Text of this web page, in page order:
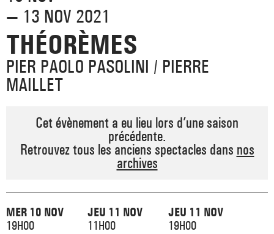
_ LES SALLES
_ ACTION TERRITORIALE
_ ACTION CULTURELLE
_ TNB SOLIDAIRE
_ TNB ÉCO-RESPONSABLE
_ ARCHIVES ET RESSOURCES
_ COPRODUCTIONS
_ RÉSIDENCES D'ARTISTE
_ INTERNATIONAL
_ ACTUALITÉS
_ FORMATION
_ INSERTION PROFESSIONNELLE
_ PROMOTIONS
_ INTERNATIONAL
_ NOUS SOUTENIR
_ NOS MÉCÈNES
_ DEVENEZ MÉCÈNE
_ SOUTENEZ LE FESTIVAL TNB
_ RENCONTRER
_ PRATIQUER
_ PROFITER
_ MARCHÉS
_ EMPLOIS / STAGES
>
>
— 13 NOV 2021
THÉORÈMES
PIER PAOLO PASOLINI / PIERRE
MAILLET
Cet évènement a eu lieu lors d’une saison
précédente.
Retrouvez tous les anciens spectacles dans nos
archives
MER 10 NOV
19H00
JEU 11 NOV
11H00
JEU 11 NOV
19H00